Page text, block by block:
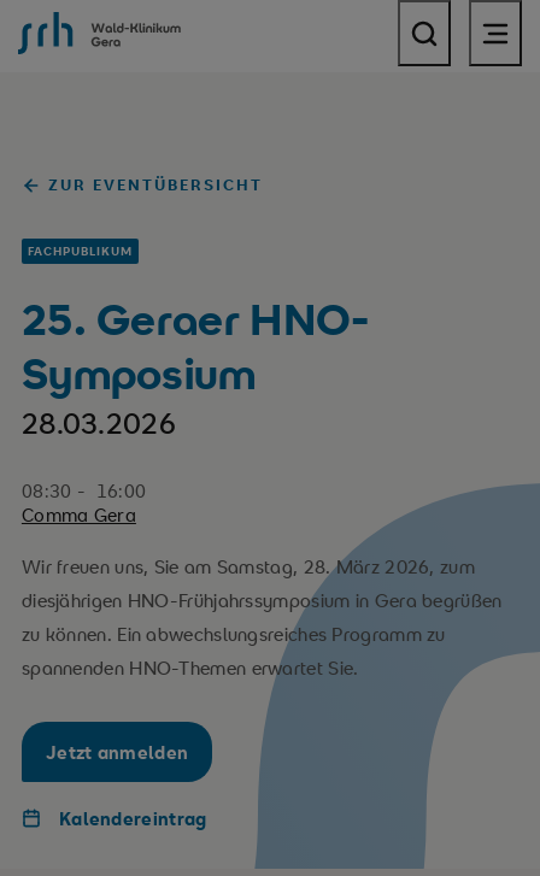
SRH Wald-Klinikum Gera
ZUR EVENTÜBERSICHT
FACHPUBLIKUM
25. Geraer HNO-
Symposium
28.03.2026
08:30 - 16:00
Comma Gera
Wir freuen uns, Sie am Samstag, 28. März 2026, zum
diesjährigen HNO-Frühjahrssymposium in Gera begrüßen
zu können. Ein abwechslungsreiches Programm zu
spannenden HNO-Themen erwartet Sie.
Jetzt anmelden
Kalendereintrag